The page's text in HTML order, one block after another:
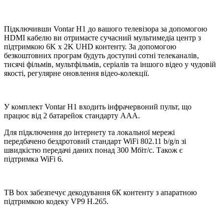
Підключивши Vontar H1 до вашого телевізора за допомогою
HDMI кабелю ви отримаєте сучасний мультимедіа центр з
підтримкою 6K x 2K UHD контенту. За допомогою
безкоштовних програм будуть доступні сотні телеканалів,
тисячі фільмів, мультфільмів, серіалів та іншого відео у чудовій
якості, регулярне оновлення відео-колекції.
У комплект Vontar H1 входить інфрачервоний пульт, що
працює від 2 батарейок стандарту AAA.
Для підключення до інтернету та локальної мережі
передбачено бездротовий стандарт WiFi 802.11 b/g/n зі
швидкістю передачі даних понад 300 Мбіт/с. Також є
підтримка WiFi 6.
ТВ box забезпечує декодування 6К контенту з апаратною
підтримкою кодеку VP9 H.265.